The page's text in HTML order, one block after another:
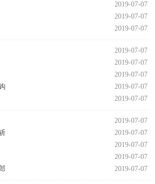
2019-07-07
2019-07-07
2019-07-07
2019-07-07
2019-07-07
2019-07-07
2019-07-07
2019-07-07
2019-07-07
2019-07-07
2019-07-07
2019-07-07
2019-07-07